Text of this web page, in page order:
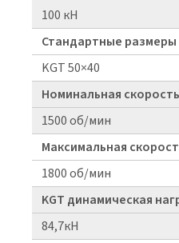
100 кН
Стандартные размеры
KGT 50×40
Номинальная
1500 об/мин
Максимальная
1800 об/мин
KGT динамическая
84,7кН